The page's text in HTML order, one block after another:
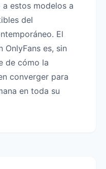
estos modelos a
del
El
OnlyFans es, sin
de cómo la
converger para
en toda su